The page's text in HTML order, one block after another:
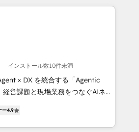
adoption from week one, in
built around your business,
Move from any legacy
full data integrity. ➤
marketing, and service wired
Layer Breeze AI,
インストール数10件未満
× DX を統合する「Agentic
計します。 💡 100inc は何
を共通基盤に、AIエージェン
ー4.9